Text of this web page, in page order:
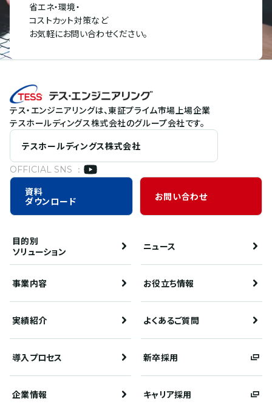
省エネ・環境・
コストカット対策など
お気軽にお問い合わせください。
テス・エンジニアリングは、東証プライム市場上場企業
テスホールディングス株式会社のグループ会社です。
テスホールディングス株式会社
OFFICIAL SNS ：
資料
ダウンロード
お問い合わせ
目的別
ソリューション
ニュース
事業内容 お役立ち情報
実績紹介 よくあるご質問
導入プロセス 新卒採用
企業情報 キャリア採用